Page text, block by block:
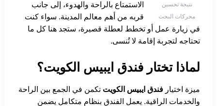
نتيجة تحسين
محركات البحث
الاستمتاع بالراحة والهدوء، إلى جانب
قربه من أهم معالم المدينة. سواء كنت
في زيارة عمل أو تخطط لعطلة قصيرة، ستجد هنا كل ما
تحتاجه لتجربة إقامة لا تُنسى.
لماذا تختار فندق ايبيس الكويت؟
ميزة اختيار فندق ايبيس الكويت تكمن في الجمع بين الراحة
والخدمات الراقية. يعمل الفندق بنظام متكامل يضمن